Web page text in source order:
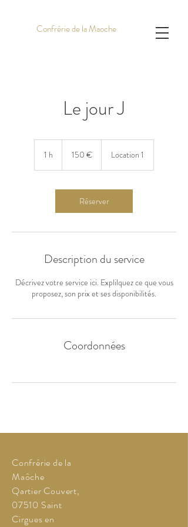
Confrérie de la Maoche
Le jour J
1 h 150 € Location 1
Réserver
Description du service
Décrivez votre service ici. Explilquez ce que vous
proposez, son prix et ses disponibilités.
Coordonnées
Confrérie de la
Maôche
Qartier Couvert,
07510 Saint
Cirgues en